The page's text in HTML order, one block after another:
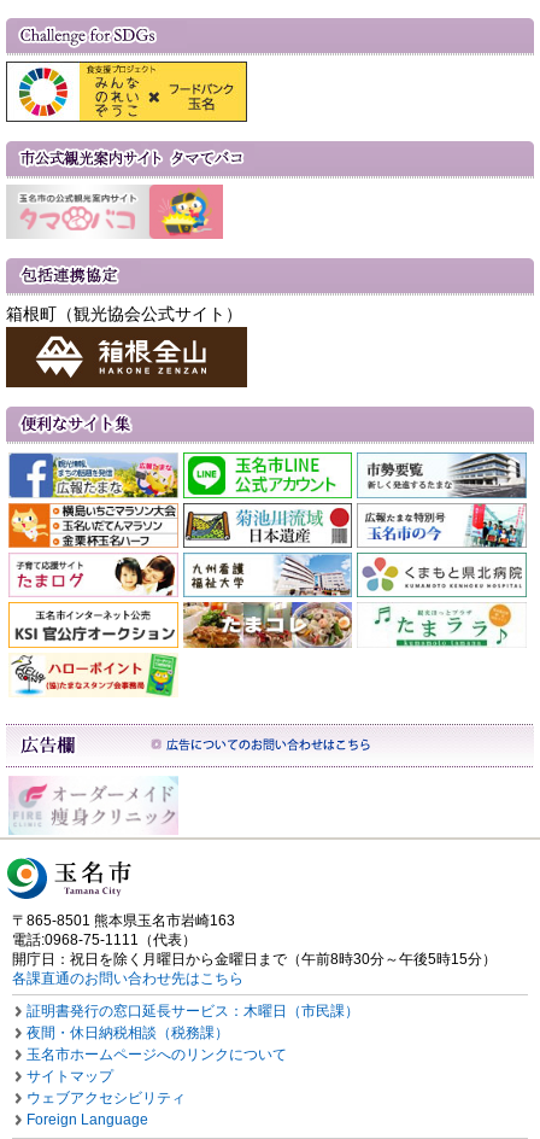
箱根町（観光協会公式サイト）
〒865-8501 熊本県玉名市岩崎163
電話:0968-75-1111（代表）
開庁日：祝日を除く月曜日から金曜日まで（午前8時30分～午後5時15分）
各課直通のお問い合わせ先はこちら
証明書発行の窓口延長サービス：木曜日（市民課）
夜間・休日納税相談（税務課）
玉名市ホームページへのリンクについて
サイトマップ
ウェブアクセシビリティ
Foreign Language